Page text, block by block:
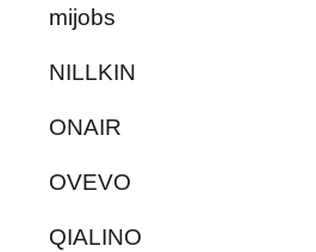
mijobs
NILLKIN
ONAIR
OVEVO
QIALINO